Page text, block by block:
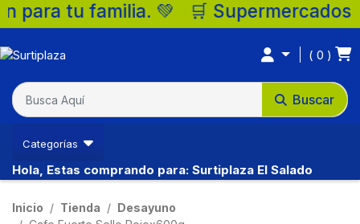
Supermercados Surtiplaza, la
Buscar
0
Categorías
Hola, Estas comprando para: Surtiplaza El Salado
Inicio Tienda
Desayuno